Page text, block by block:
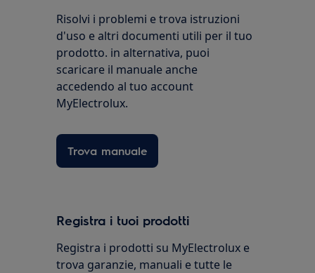
Risolvi i problemi e trova istruzioni
d'uso e altri documenti utili per il tuo
prodotto. in alternativa, puoi
scaricare il manuale anche
accedendo al tuo account
MyElectrolux.
Trova manuale
Registra i tuoi prodotti
Registra i prodotti su MyElectrolux e
trova garanzie, manuali e tutte le